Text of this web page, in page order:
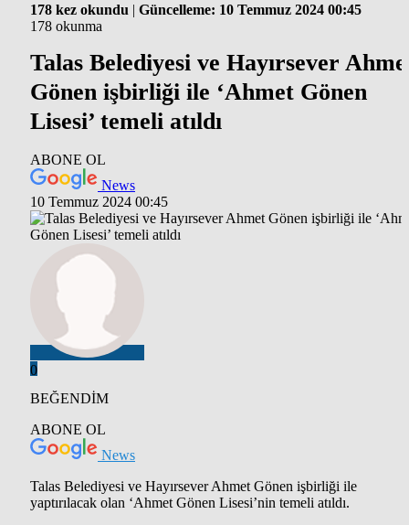
178 kez okundu | Güncelleme: 10 Temmuz 2024 00:45
178 okunma
Talas Belediyesi ve Hayırsever
Gönen işbirliği ile ‘Ahmet Gönen
Lisesi’ temeli atıldı
ABONE OL
News
10 Temmuz 2024 00:45
0
BEĞENDİM
ABONE OL
News
Talas Belediyesi ve Hayırsever Ahmet Gönen işbirliği ile
yaptırılacak olan ‘Ahmet Gönen Lisesi’nin temeli atıldı.